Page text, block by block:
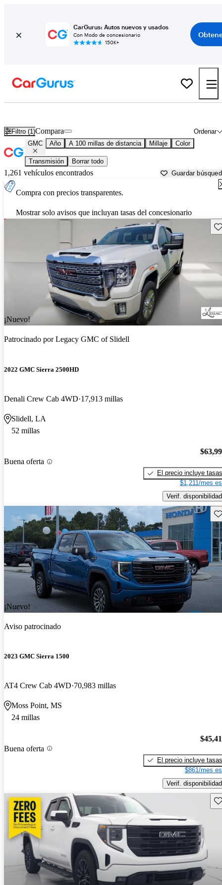
CarGurus: Autos nuevos y usados
Con Modo de concesionario
150K+
Filtro (1) Ordenar
Compara
GMC Año A 100 millas de distancia Millaje Color
Transmisión Borrar todo
1,261 vehículos encontrados Guardar
Compra con precios transparentes.
Mostrar solo avisos que incluyan tasas del concesionario
¡Nuevo!
Patrocinado porLegacy GMC of Slidell
2022 GMC Sierra 2500HD
Denali Crew Cab 4WD 17,913 millas
Slidell, LA
52 millas
Buena oferta
El precio incluye tasas
$1,211/mes
Verif. disponibilidad
¡Nuevo!
Aviso patrocinado
2023 GMC Sierra 1500
AT4 Crew Cab 4WD 70,983 millas
Moss Point, MS
24 millas
Buena oferta
El precio incluye tasas
$861/mes
Verif. disponibilidad